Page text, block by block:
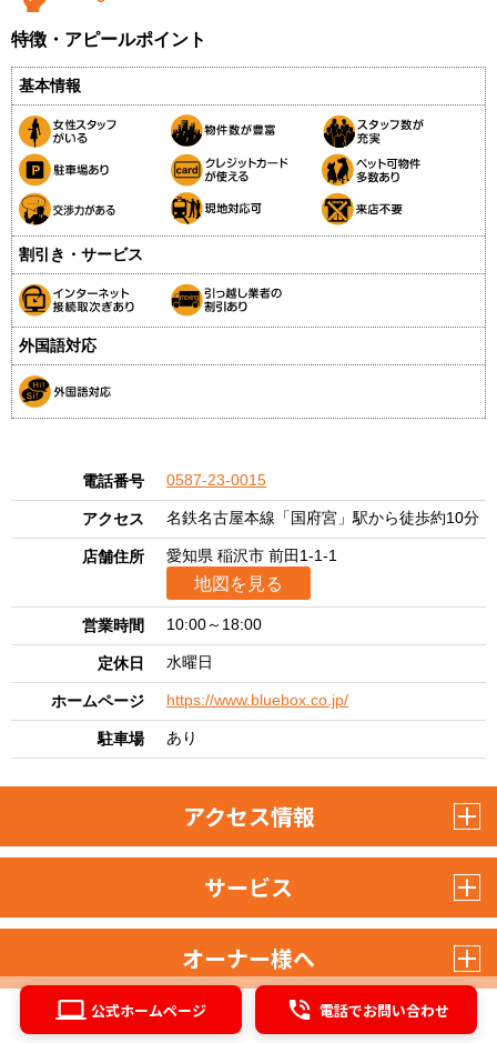
公式ホームページ 電話でお問い合わせ
特徴・アピールポイント
基本情報
割引き・サービス
外国語対応
電話番号 0587-23-0015
アクセス 名鉄名古屋本線「国府宮」駅から徒歩約10分
店舗住所 愛知県 稲沢市 前田1-1-1
地図を見る
営業時間 10:00～18:00
定休日 水曜日
ホームページ https://www.bluebox.co.jp/
駐車場 あり
アクセス情報
サービス
オーナー様へ